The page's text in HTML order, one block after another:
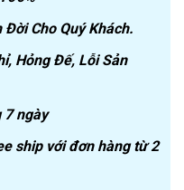
Đời Cho Quý Khách.
Hỏng Đế, Lỗi Sản
7 ngày
ship với đơn hàng từ 2